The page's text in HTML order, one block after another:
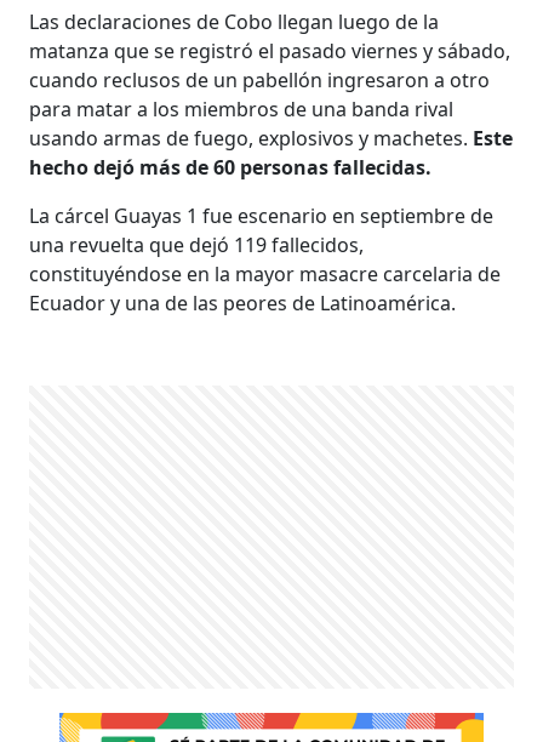
Las declaraciones de Cobo llegan luego de la
matanza que se registró el pasado viernes y sábado,
cuando reclusos de un pabellón ingresaron a otro
para matar a los miembros de una banda rival
usando armas de fuego, explosivos y machetes. Este
hecho dejó más de 60 personas fallecidas.
La cárcel Guayas 1 fue escenario en septiembre de
una revuelta que dejó 119 fallecidos,
constituyéndose en la mayor masacre carcelaria de
Ecuador y una de las peores de Latinoamérica.